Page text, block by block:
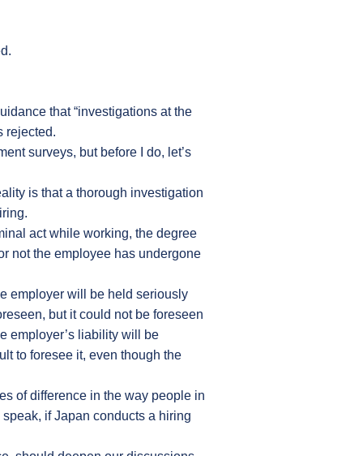
that “investigations at the
rejected.
surveys, but before I do, let’s
is that a thorough investigation
act while working, the degree
not the employee has undergone
employer will be held seriously
but it could not be foreseen
employer’s liability will be
to foresee it, even though the
of difference in the way people in
if Japan conducts a hiring